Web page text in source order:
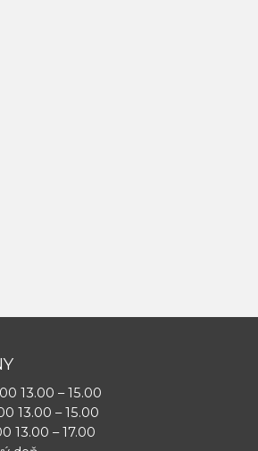
13.00 – 15.00
13.00 – 15.00
13.00 – 17.00